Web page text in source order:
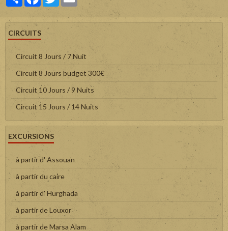
CIRCUITS
Circuit 8 Jours / 7 Nuit
Circuit 8 Jours budget 300€
Circuit 10 Jours / 9 Nuits
Circuit 15 Jours / 14 Nuits
EXCURSIONS
à partir d' Assouan
à partir du caire
à partir d' Hurghada
à partir de Louxor
à partir de Marsa Alam